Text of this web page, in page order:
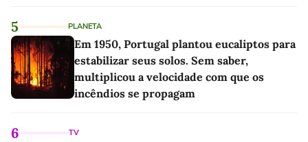
5 PLANETA
Em 1950, Portugal plantou eucaliptos para
estabilizar seus solos. Sem saber,
multiplicou a velocidade com que os
incêndios se propagam
6 TV